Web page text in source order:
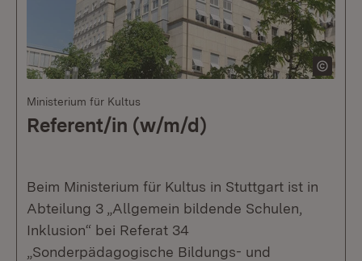
Ministerium für Kultus
Referent/in (w/m/d)
Beim Ministerium für Kultus in Stuttgart ist in
Abteilung 3 „Allgemein bildende Schulen,
Inklusion“ bei Referat 34
„Sonderpädagogische Bildungs- und